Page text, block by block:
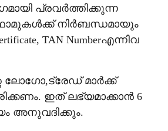
പ്രവര്‍ത്തിക്കുന്ന
നിര്‍ബന്ധമായും
TAN Numberഎന്നിവ
ലോഗോ,ട്രേഡ് മാര്‍ക്ക്
ഇത് ലഭ്യമാക്കാന്‍ 6
അനുവദിക്കും.